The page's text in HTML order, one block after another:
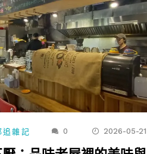
追雜記 0 2026-05-21